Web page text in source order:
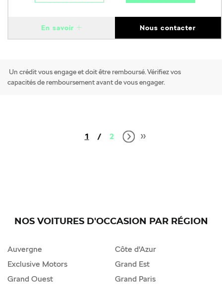
En savoir Nous contacter
Un crédit vous engage et doit être remboursé. Vérifiez vos
capacités de remboursement avant de vous engager.
1 2
NOS VOITURES D'OCCASION PAR RÉGION
Auvergne
Côte d'Azur
Exclusive Motors
Grand Est
Grand Ouest
Grand Paris